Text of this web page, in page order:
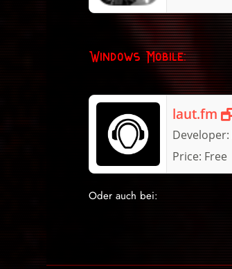
Windows Mobile:
laut.fm
Developer:
Price: Free
Oder auch bei: